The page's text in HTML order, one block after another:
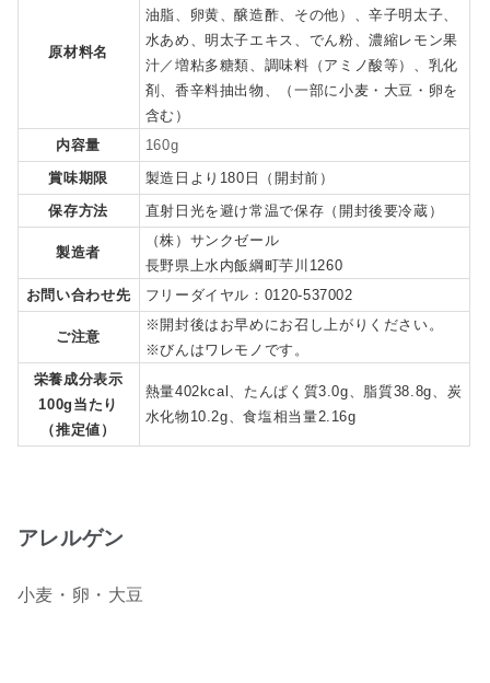
原材料名
油脂、卵黄、醸造酢、その他）、辛子明太子、
水あめ、明太子エキス、でん粉、濃縮レモン果
汁／増粘多糖類、調味料（アミノ酸等）、乳化
剤、香辛料抽出物、（一部に小麦・大豆・卵を
含む）
内容量
160g
賞味期限
製造日より180日（開封前）
保存方法
直射日光を避け常温で保存（開封後要冷蔵）
製造者
（株）サンクゼール
長野県上水内飯綱町芋川1260
お問い合わせ先
フリーダイヤル：0120-537002
ご注意
※開封後はお早めにお召し上がりください。
※びんはワレモノです。
栄養成分表示
100g当たり
（推定値）
熱量402kcal、たんぱく質3.0g、脂質38.8g、炭
水化物10.2g、食塩相当量2.16g
アレルゲン
小麦・卵・大豆